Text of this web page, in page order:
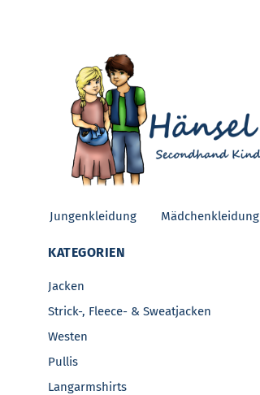
Jungenkleidung Mädchenkleidung
KATEGORIEN
Jacken
Strick-, Fleece- & Sweatjacken
Westen
Pullis
Langarmshirts